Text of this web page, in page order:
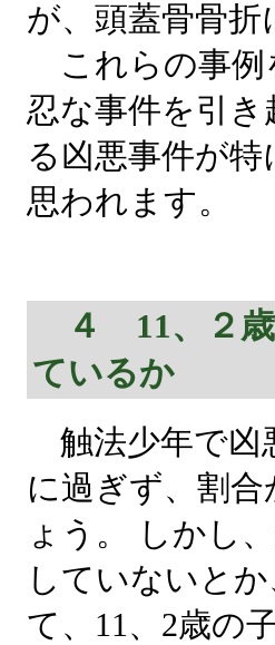
が、頭蓋骨骨
これらの事例
忍な事件を引
る凶悪事件が
思われます。
４ 11、２歳
ているか
触法少年で凶
に過ぎず、割
ょう。 しかし
していないと
て、11、2歳の